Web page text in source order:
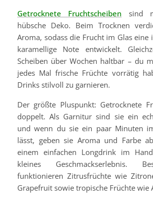
Getrocknete Fruchtscheiben sind
hübsche Deko. Beim Trocknen
Aroma, sodass die Frucht im Glas eine
karamellige Note entwickelt.
Scheiben über Wochen haltbar – du
jedes Mal frische Früchte vorrätig
Drinks stilvoll zu garnieren.
Der größte Pluspunkt: Getrocknete
doppelt. Als Garnitur sind sie ein
und wenn du sie ein paar Minuten
lässt, geben sie Aroma und Farbe
einem einfachen Longdrink im
kleines Geschmackserlebnis.
funktionieren Zitrusfrüchte wie
Grapefruit sowie tropische Früchte wie